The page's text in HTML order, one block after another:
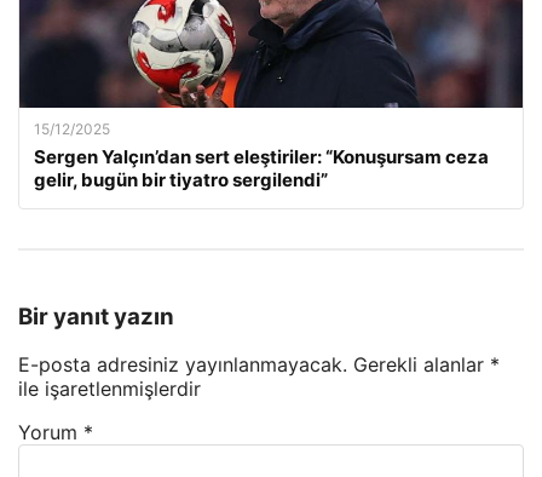
15/12/2025
Sergen Yalçın’dan sert eleştiriler: “Konuşursam ceza
gelir, bugün bir tiyatro sergilendi”
Bir yanıt yazın
E-posta adresiniz yayınlanmayacak. Gerekli alanlar *
ile işaretlenmişlerdir
Yorum *